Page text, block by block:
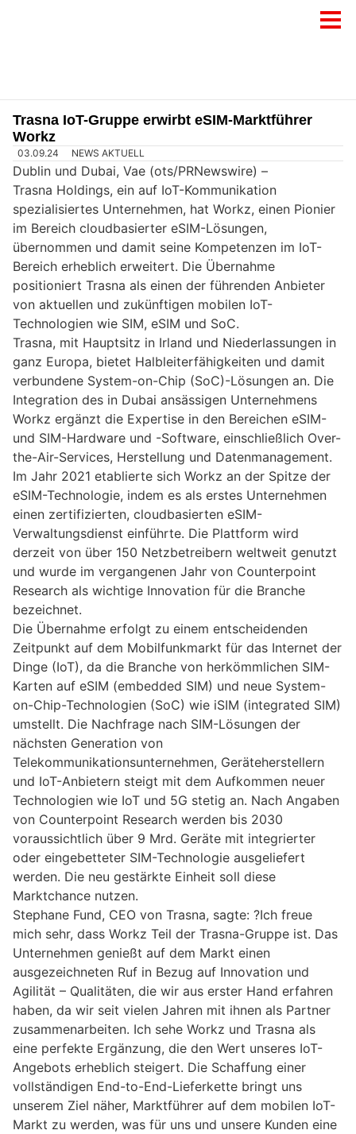
Trasna IoT-Gruppe erwirbt eSIM-Marktführer
Workz
03.09.24 NEWS AKTUELL
Dublin und Dubai, Vae (ots/PRNewswire) –
Trasna Holdings, ein auf IoT-Kommunikation
spezialisiertes Unternehmen, hat Workz, einen Pionier
im Bereich cloudbasierter eSIM-Lösungen,
übernommen und damit seine Kompetenzen im IoT-
Bereich erheblich erweitert. Die Übernahme
positioniert Trasna als einen der führenden Anbieter
von aktuellen und zukünftigen mobilen IoT-
Technologien wie SIM, eSIM und SoC.
Trasna, mit Hauptsitz in Irland und Niederlassungen in
ganz Europa, bietet Halbleiterfähigkeiten und damit
verbundene System-on-Chip (SoC)-Lösungen an. Die
Integration des in Dubai ansässigen Unternehmens
Workz ergänzt die Expertise in den Bereichen eSIM-
und SIM-Hardware und -Software, einschließlich Over-
the-Air-Services, Herstellung und Datenmanagement.
Im Jahr 2021 etablierte sich Workz an der Spitze der
eSIM-Technologie, indem es als erstes Unternehmen
einen zertifizierten, cloudbasierten eSIM-
Verwaltungsdienst einführte. Die Plattform wird
derzeit von über 150 Netzbetreibern weltweit genutzt
und wurde im vergangenen Jahr von Counterpoint
Research als wichtige Innovation für die Branche
bezeichnet.
Die Übernahme erfolgt zu einem entscheidenden
Zeitpunkt auf dem Mobilfunkmarkt für das Internet der
Dinge (IoT), da die Branche von herkömmlichen SIM-
Karten auf eSIM (embedded SIM) und neue System-
on-Chip-Technologien (SoC) wie iSIM (integrated SIM)
umstellt. Die Nachfrage nach SIM-Lösungen der
nächsten Generation von
Telekommunikationsunternehmen, Geräteherstellern
und IoT-Anbietern steigt mit dem Aufkommen neuer
Technologien wie IoT und 5G stetig an. Nach Angaben
von Counterpoint Research werden bis 2030
voraussichtlich über 9 Mrd. Geräte mit integrierter
oder eingebetteter SIM-Technologie ausgeliefert
werden. Die neu gestärkte Einheit soll diese
Marktchance nutzen.
Stephane Fund, CEO von Trasna, sagte: ?Ich freue
mich sehr, dass Workz Teil der Trasna-Gruppe ist. Das
Unternehmen genießt auf dem Markt einen
ausgezeichneten Ruf in Bezug auf Innovation und
Agilität – Qualitäten, die wir aus erster Hand erfahren
haben, da wir seit vielen Jahren mit ihnen als Partner
zusammenarbeiten. Ich sehe Workz und Trasna als
eine perfekte Ergänzung, die den Wert unseres IoT-
Angebots erheblich steigert. Die Schaffung einer
vollständigen End-to-End-Lieferkette bringt uns
unserem Ziel näher, Marktführer auf dem mobilen IoT-
Markt zu werden, was für uns und unsere Kunden eine